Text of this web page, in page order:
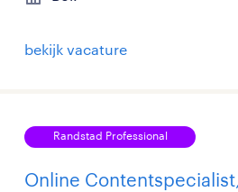
bekijk vacature
Randstad Professional
Online